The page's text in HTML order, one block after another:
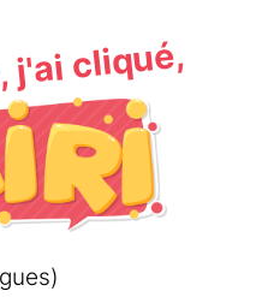
j'ai cliqué,